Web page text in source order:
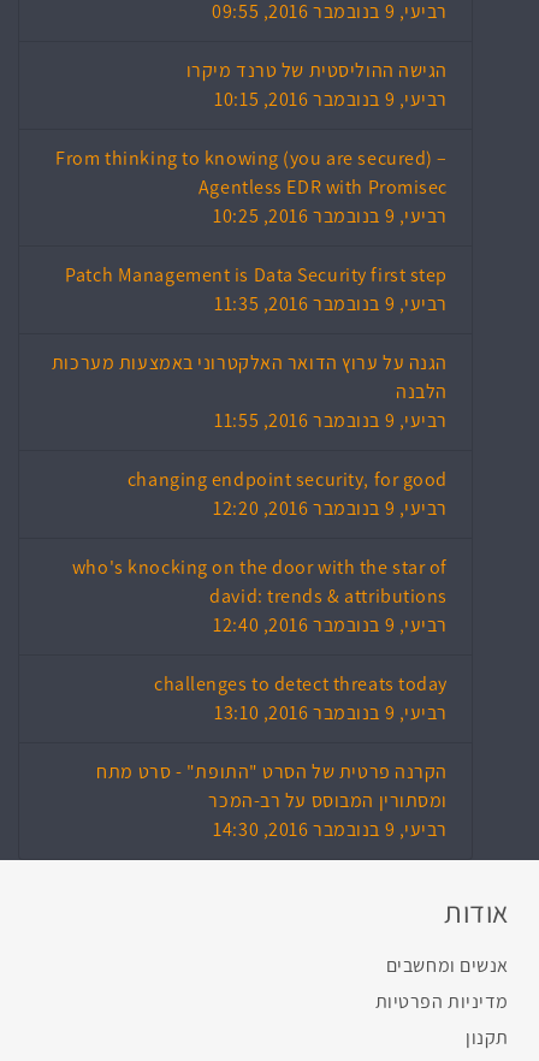
רביעי, 9 בנובמבר 2016, 09:55
הגישה ההוליסטית של טרנד מיקרו
רביעי, 9 בנובמבר 2016, 10:15
From thinking to knowing (you are secured) –
Agentless EDR with Promisec
רביעי, 9 בנובמבר 2016, 10:25
Patch Management is Data Security first step
רביעי, 9 בנובמבר 2016, 11:35
הגנה על ערוץ הדואר האלקטרוני באמצעות מערכות
הלבנה
רביעי, 9 בנובמבר 2016, 11:55
changing endpoint security, for good
רביעי, 9 בנובמבר 2016, 12:20
who's knocking on the door with the star of
david: trends & attributions
רביעי, 9 בנובמבר 2016, 12:40
challenges to detect threats today
רביעי, 9 בנובמבר 2016, 13:10
הקרנה פרטית של הסרט "התופת" - סרט מתח
ומסתורין המבוסס על רב-המכר
רביעי, 9 בנובמבר 2016, 14:30
אודות
אנשים ומחשבים
מדיניות הפרטיות
תקנון